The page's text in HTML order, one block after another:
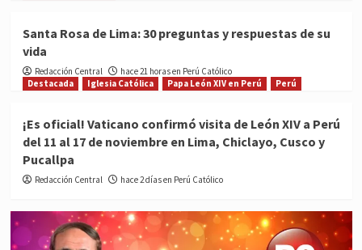
Santa Rosa de Lima: 30 preguntas y respuestas de su
vida
Redacción Central
hace 21 horas en Perú Católico
Destacada
Iglesia Católica Papa León XIV en Perú Perú
¡Es oficial! Vaticano confirmó visita de León XIV a Perú
del 11 al 17 de noviembre en Lima, Chiclayo, Cusco y
Pucallpa
Redacción Central hace 2 días en Perú Católico